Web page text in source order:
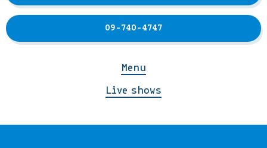
09-740-4747
Menu
Live shows